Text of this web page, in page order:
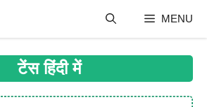
MENU
टेंस हिंदी में